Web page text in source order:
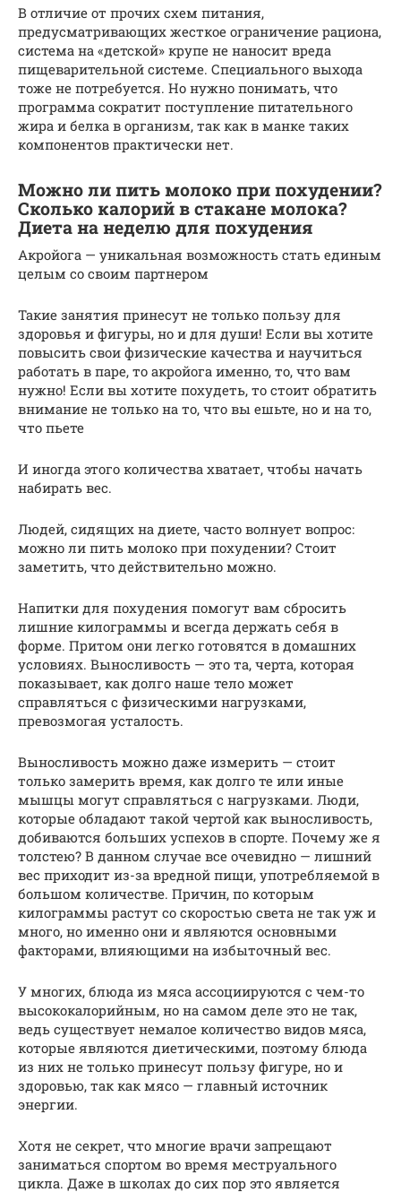
В отличие от прочих схем питания,
предусматривающих жесткое ограничение рациона,
система на «детской» крупе не наносит вреда
пищеварительной системе. Специального выхода
тоже не потребуется. Но нужно понимать, что
программа сократит поступление питательного
жира и белка в организм, так как в манке таких
компонентов практически нет.
Можно ли пить молоко при похудении?
Сколько калорий в стакане молока?
Диета на неделю для похудения
Акройога — уникальная возможность стать единым
целым со своим партнером
Такие занятия принесут не только пользу для
здоровья и фигуры, но и для души! Если вы хотите
повысить свои физические качества и научиться
работать в паре, то акройога именно, то, что вам
нужно! Если вы хотите похудеть, то стоит обратить
внимание не только на то, что вы ешьте, но и на то,
что пьете
И иногда этого количества хватает, чтобы начать
набирать вес.
Людей, сидящих на диете, часто волнует вопрос:
можно ли пить молоко при похудении? Стоит
заметить, что действительно можно.
Напитки для похудения помогут вам сбросить
лишние килограммы и всегда держать себя в
форме. Притом они легко готовятся в домашних
условиях. Выносливость — это та, черта, которая
показывает, как долго наше тело может
справляться с физическими нагрузками,
превозмогая усталость.
Выносливость можно даже измерить — стоит
только замерить время, как долго те или иные
мышцы могут справляться с нагрузками. Люди,
которые обладают такой чертой как выносливость,
добиваются больших успехов в спорте. Почему же я
толстею? В данном случае все очевидно — лишний
вес приходит из-за вредной пищи, употребляемой в
большом количестве. Причин, по которым
килограммы растут со скоростью света не так уж и
много, но именно они и являются основными
факторами, влияющими на избыточный вес.
У многих, блюда из мяса ассоциируются с чем-то
высококалорийным, но на самом деле это не так,
ведь существует немалое количество видов мяса,
которые являются диетическими, поэтому блюда
из них не только принесут пользу фигуре, но и
здоровью, так как мясо — главный источник
энергии.
Хотя не секрет, что многие врачи запрещают
заниматься спортом во время меструального
цикла. Даже в школах до сих пор это является